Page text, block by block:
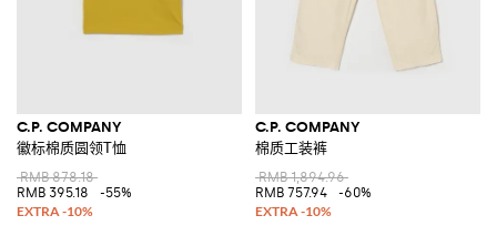
C.P. COMPANY
徽标棉质圆领T恤
RMB 878.18
RMB 395.18
-55%
C.P. COMPANY
棉质工装裤
RMB 1,894.96
RMB 757.94
-60%